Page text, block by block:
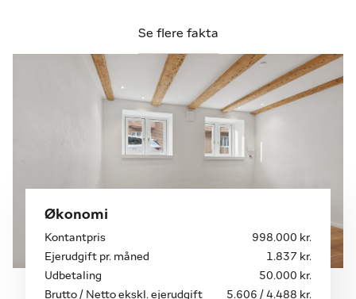
karakter og varme. Det nye køkken fremstår
moderne og stilrent med integreret
opvaskemaskine og vaskemaskine. Badeværelset
er udført med flotte overflader og en muret,
separat bruseniche, som giver rummet et eksklusivt
både i stuen og soveværelset, hvilket sikrer et sundt
og behageligt indeklima året rundt.
Ejendommen er en del af en veldrevet ejerforening,
der administreres professionelt med god økonomi
Se flere fakta
Økonomi
Kontantpris
998.000 kr.
Ejerudgift pr. måned
1.837 kr.
Udbetaling
50.000 kr.
Brutto / Netto ekskl. ejerudgift
5.606 / 4.488 kr.